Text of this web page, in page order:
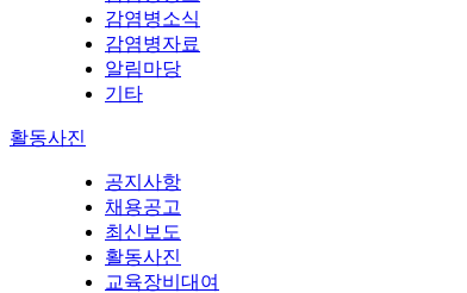
감염병소식
감염병자료
알림마당
기타
활동사진
공지사항
채용공고
최신보도
활동사진
교육장비대여